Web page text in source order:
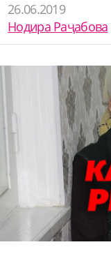
26.06.2019
Нодира Раҷабова